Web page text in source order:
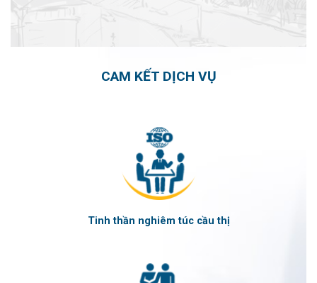
CAM KẾT DỊCH VỤ
Tinh thần nghiêm túc cầu thị